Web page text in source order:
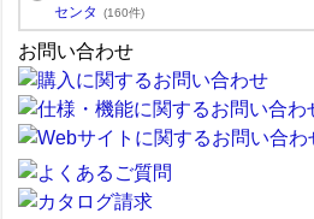
センタ
(160件)
お問い合わせ